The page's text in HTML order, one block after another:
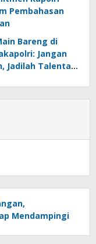
Pembahasan
Bareng di
Jangan
Jadilah Talenta
Mendampingi